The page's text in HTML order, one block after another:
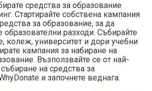
средства за образование
Стартирайте собствена кампания
за образование, за да
образователни разходи. Събирайте
колеж, университет и дори учебни
кампания за набиране на
Възползвайте се от най-
на средства за
и започнете веднага.